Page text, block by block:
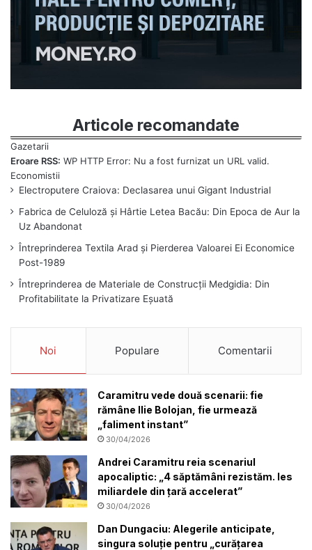
Articole recomandate
Eroare RSS: WP HTTP Error: Nu a fost furnizat un URL valid.
Electroputere Craiova: Declasarea unui Gigant Industrial
Fabrica de Celuloză și Hârtie Letea Bacău: Din Epoca de Aur la
Uz Abandonat
Întreprinderea Textila Arad și Pierderea Valoarei Ei Economice
Post-1989
Întreprinderea de Materiale de Construcții Medgidia: Din
Profitabilitate la Privatizare Eșuată
Noi Populare Comentarii
Caramitru vede două scenarii: fie
rămâne Ilie Bolojan, fie urmează
„faliment instant”
30/04/2026
Andrei Caramitru reia scenariul
apocaliptic: „4 săptămâni rezistăm. Ies
miliardele din țară accelerat”
30/04/2026
Dan Dungaciu: Alegerile anticipate,
singura soluție pentru „curățarea